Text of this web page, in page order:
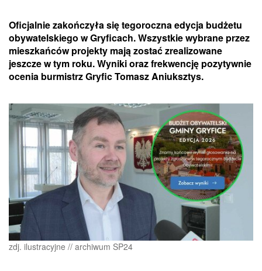
Oficjalnie zakończyła się tegoroczna edycja budżetu
obywatelskiego w Gryficach. Wszystkie wybrane przez
mieszkańców projekty mają zostać zrealizowane
jeszcze w tym roku. Wyniki oraz frekwencję pozytywnie
ocenia burmistrz Gryfic Tomasz Aniuksztys.
zdj. ilustracyjne // archiwum SP24